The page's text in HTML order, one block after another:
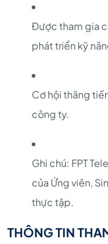
Được tham gia
phát triển kỹ
Cơ hội thăng
công ty.
Ghi chú: FPT
của Ứng viên,
thực tập.
THÔNG TIN